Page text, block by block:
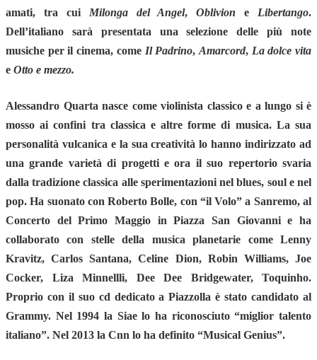
amati, tra cui Milonga del Angel, Oblivione Libertango.
Dell’italiano sarà presentata una selezione delle più note
musiche per il cinema, come Il Padrino, Amarcord, La dolce vita
e Otto e mezzo.
Alessandro Quarta nasce come violinista classico e a lungo si è
mosso ai confini tra classica e altre forme di musica. La sua
personalità vulcanica e la sua creatività lo hanno indirizzato ad
una grande varietà di progetti e ora il suo repertorio svaria
dalla tradizione classica alle sperimentazioni nel blues, soul e nel
pop. Ha suonato con Roberto Bolle, con “il Volo” a Sanremo, al
Concerto del Primo Maggio in Piazza San Giovanni e ha
collaborato con stelle della musica planetarie come Lenny
Kravitz, Carlos Santana, Celine Dion, Robin Williams, Joe
Cocker, Liza Minnellli, Dee Dee Bridgewater, Toquinho.
Proprio con il suo cd dedicato a Piazzolla è stato candidato al
Grammy. Nel 1994 la Siae lo ha riconosciuto “miglior talento
italiano”. Nel 2013 la Cnn lo ha definito “Musical Genius”.